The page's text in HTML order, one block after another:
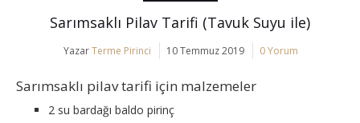
Sarımsaklı Pilav Tarifi (Tavuk Suyu ile)
YazarTerme Pirinci 10 Temmuz 2019 0 Yorum
Sarımsaklı pilav tarifi için malzemeler
2 su bardağı baldo pirinç